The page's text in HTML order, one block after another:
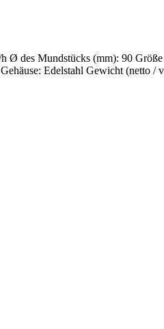
Ø des Mundstücks (mm): 90
Edelstahl Gewicht (netto /